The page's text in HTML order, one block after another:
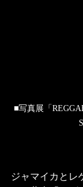
■写真展「
ジャマイカとレ